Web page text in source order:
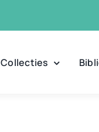
Collecties